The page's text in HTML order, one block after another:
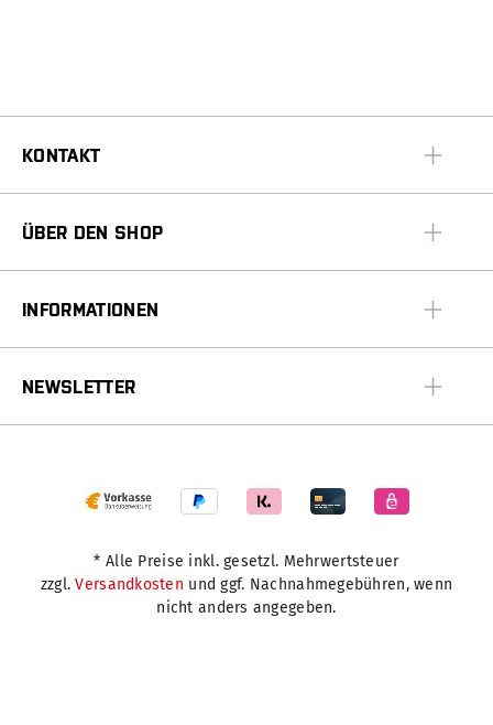
KONTAKT
ÜBER DEN SHOP
INFORMATIONEN
NEWSLETTER
* Alle Preise inkl. gesetzl. Mehrwertsteuer
zzgl.Versandkosten und ggf. Nachnahmegebühren, wenn
nicht anders angegeben.